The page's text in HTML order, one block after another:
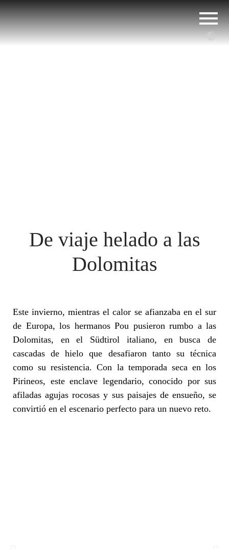
De viaje helado a las
Dolomitas
Este invierno, mientras el calor se afianzaba en el sur
de Europa, los hermanos Pou pusieron rumbo a las
Dolomitas, en el Südtirol italiano, en busca de
cascadas de hielo que desafiaron tanto su técnica
como su resistencia. Con la temporada seca en los
Pirineos, este enclave legendario, conocido por sus
afiladas agujas rocosas y sus paisajes de ensueño, se
convirtió en el escenario perfecto para un nuevo reto.